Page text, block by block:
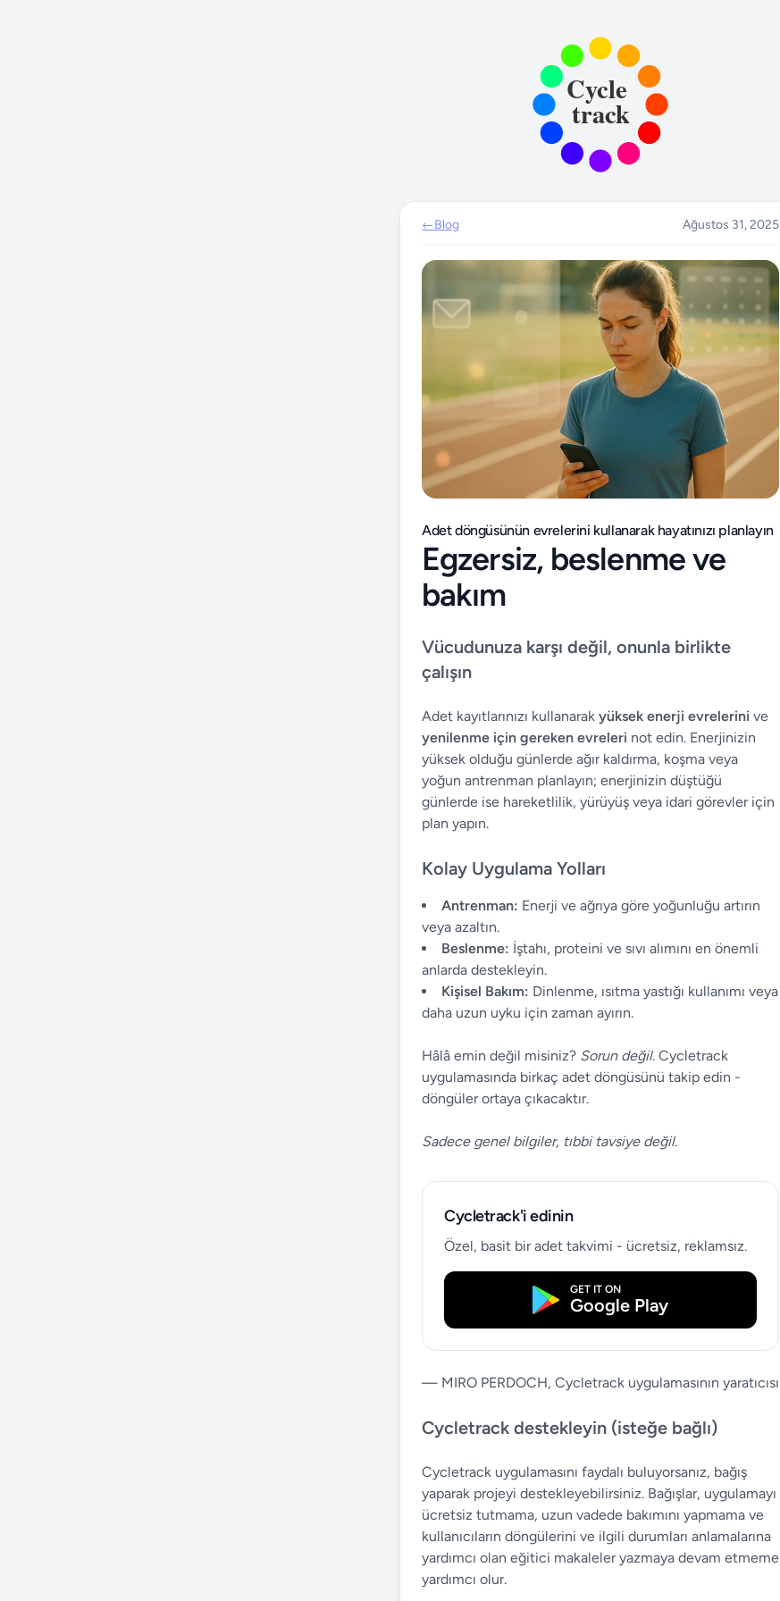
←Blog Ağustos 31, 2025
Adet döngüsünün evrelerini kullanarak hayatınızı planlayın
Egzersiz, beslenme ve
bakım
Vücudunuza karşı değil, onunla birlikte
çalışın
Adet kayıtlarınızı kullanarak yüksek enerji evrelerini ve
yenilenme için gereken evreleri not edin. Enerjinizin
yüksek olduğu günlerde ağır kaldırma, koşma veya
yoğun antrenman planlayın; enerjinizin düştüğü
günlerde ise hareketlilik, yürüyüş veya idari görevler için
plan yapın.
Kolay Uygulama Yolları
Antrenman: Enerji ve ağrıya göre yoğunluğu artırın
veya azaltın.
Beslenme: İştahı, proteini ve sıvı alımını en önemli
anlarda destekleyin.
Kişisel Bakım: Dinlenme, ısıtma yastığı kullanımı veya
daha uzun uyku için zaman ayırın.
Hâlâ emin değil misiniz? Sorun değil. Cycletrack
uygulamasında birkaç adet döngüsünü takip edin -
döngüler ortaya çıkacaktır.
Sadece genel bilgiler, tıbbi tavsiye değil.
Cycletrack'i edinin
Özel, basit bir adet takvimi - ücretsiz, reklamsız.
GET IT ON
Google Play
— MIRO PERDOCH, Cycletrack uygulamasının yaratıcısı
Cycletrack destekleyin (isteğe bağlı)
Cycletrack uygulamasını faydalı buluyorsanız, bağış
yaparak projeyi destekleyebilirsiniz. Bağışlar, uygulamayı
ücretsiz tutmama, uzun vadede bakımını yapmama ve
kullanıcıların döngülerini ve ilgili durumları anlamalarına
yardımcı olan eğitici makaleler yazmaya devam etmeme
yardımcı olur.